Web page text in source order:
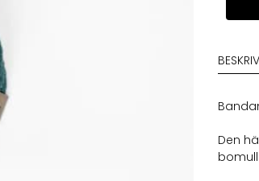
Forest
Den